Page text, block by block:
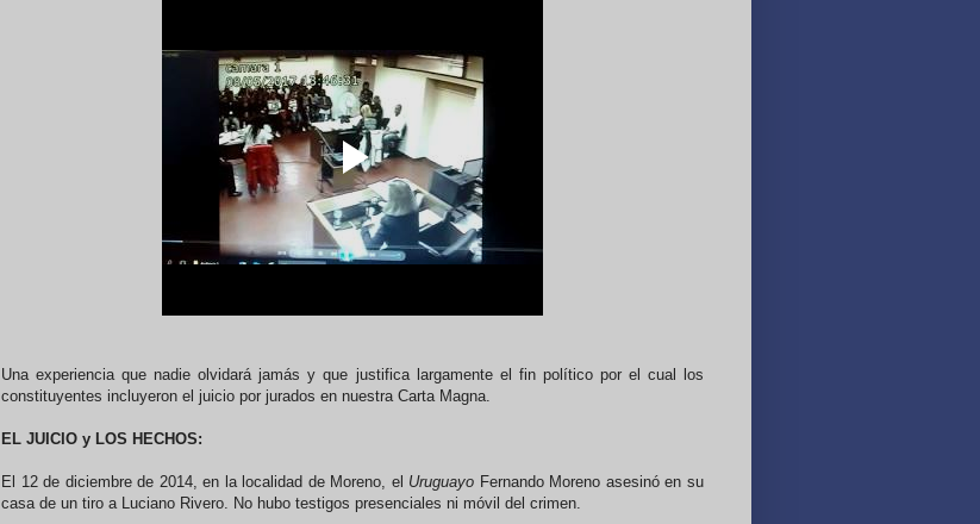
Una experiencia que nadie olvidará jamás y que justifica largamente el fin político por el cual los
constituyentes incluyeron el juicio por jurados en nuestra Carta Magna.
EL JUICIO y LOS HECHOS:
El 12 de diciembre de 2014, en la localidad de Moreno, el Uruguayo Fernando Moreno asesinó en su
casa de un tiro a Luciano Rivero. No hubo testigos presenciales ni móvil del crimen.